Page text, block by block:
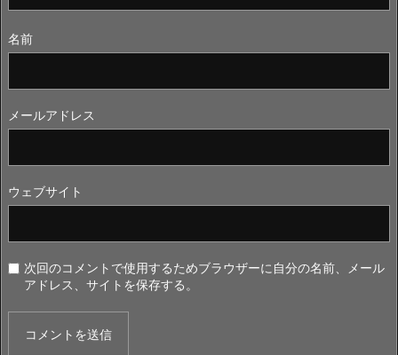
名前
メールアドレス
ウェブサイト
次回のコメントで使用するためブラウザーに自分の名前、メール
アドレス、サイトを保存する。